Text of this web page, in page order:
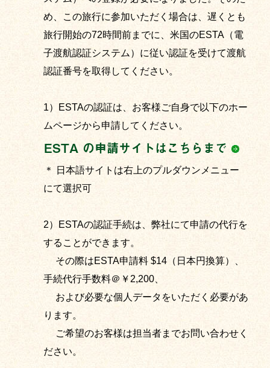
め、この旅行に参加いただく場合は、遅くとも
旅行開始の72時間前までに、米国のESTA（電
子渡航認証システム）に従い認証を受けて渡航
認証番号を取得してください。
1）ESTAの認証は、お客様ご自身で以下のホー
ムページから申請してください。
ESTA の申請サイトはこちらまで
＊ 日本語サイトは右上のプルダウンメニュー
にて選択可
2）ESTAの認証手続は、弊社にて申請の代行を
することができます。
その際はESTA申請料 $14（日本円換算）、
手続代行手数料＠￥2,200、
および必要な個人データをいただく必要があ
ります。
ご希望のお客様は担当者までお問い合わせく
ださい。